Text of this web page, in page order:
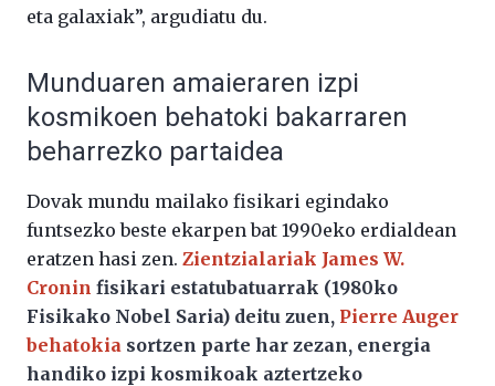
eta galaxiak”, argudiatu du.
Munduaren amaieraren izpi
kosmikoen behatoki bakarraren
beharrezko partaidea
Dovak mundu mailako fisikari egindako
funtsezko beste ekarpen bat 1990eko erdialdean
eratzen hasi zen. Zientzialariak James W.
Cronin fisikari estatubatuarrak (1980ko
Fisikako Nobel Saria) deitu zuen, Pierre Auger
behatokia sortzen parte har zezan, energia
handiko izpi kosmikoak aztertzeko